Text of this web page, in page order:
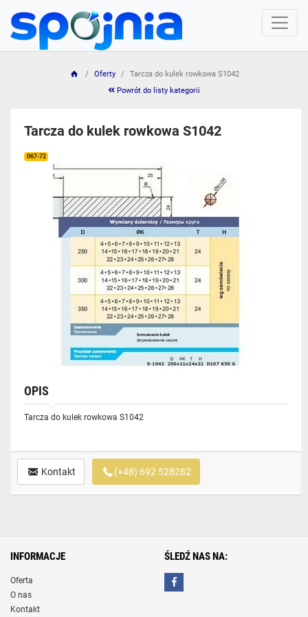
Oferty
Tarcza do kulek rowkowa S1042
Powrót do listy kategorii
Tarcza do kulek rowkowa S1042
067-72
OPIS
Tarcza do kulek rowkowa S1042
Kontakt (+48) 692 528282
INFORMACJE
Oferta
O nas
Kontakt
ŚLEDŹ NAS NA: